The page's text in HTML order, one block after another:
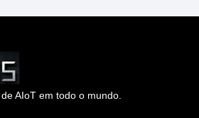
AIoT em todo o mundo.